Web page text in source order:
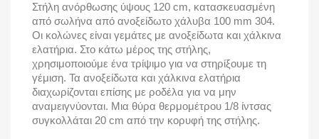
Στήλη ανόρθωσης ύψους 120 cm, κατασκευασμένη
από σωλήνα από ανοξείδωτο χάλυβα 100 mm 304.
Οι κολώνες είναι γεμάτες με ανοξείδωτα και χάλκινα
ελατήρια. Στο κάτω μέρος της στήλης,
χρησιμοποιούμε ένα τρίψιμο για να στηρίξουμε τη
γέμιση. Τα ανοξείδωτα και χάλκινα ελατήρια
διαχωρίζονται επίσης με ροδέλα για να μην
αναμειγνύονται. Μια θύρα θερμομέτρου 1/8 ίντσας
συγκολλάται 20 cm από την κορυφή της στήλης.